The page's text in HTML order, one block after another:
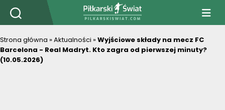
PiłkarskiSwiat.com
Strona główna »Aktualności »Wyjściowe składy na mecz FC
Barcelona - Real Madryt. Kto zagra od pierwszej minuty?
(10.05.2026)